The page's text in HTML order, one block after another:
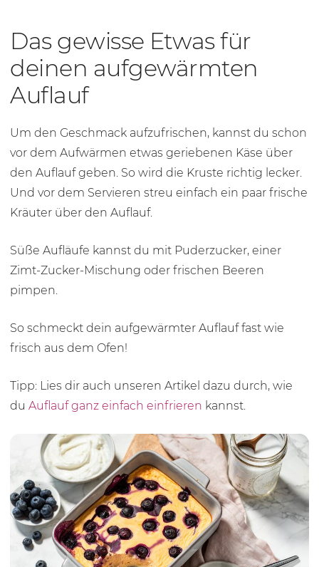
Das gewisse Etwas für
deinen aufgewärmten
Auflauf
Um den Geschmack aufzufrischen, kannst du schon
vor dem Aufwärmen etwas geriebenen Käse über
den Auflauf geben. So wird die Kruste richtig lecker.
Und vor dem Servieren streu einfach ein paar frische
Kräuter über den Auflauf.
Süße Aufläufe kannst du mit Puderzucker, einer
Zimt-Zucker-Mischung oder frischen Beeren
pimpen.
So schmeckt dein aufgewärmter Auflauf fast wie
frisch aus dem Ofen!
Tipp: Lies dir auch unseren Artikel dazu durch, wie
du Auflauf ganz einfach einfrieren kannst.